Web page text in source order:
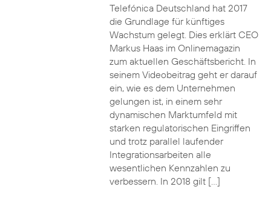
Telefónica Deutschland hat 2017
die Grundlage für künftiges
Wachstum gelegt. Dies erklärt CEO
Markus Haas im Onlinemagazin
zum aktuellen Geschäftsbericht. In
seinem Videobeitrag geht er darauf
ein, wie es dem Unternehmen
gelungen ist, in einem sehr
dynamischen Marktumfeld mit
starken regulatorischen Eingriffen
und trotz parallel laufender
Integrationsarbeiten alle
wesentlichen Kennzahlen zu
verbessern. In 2018 gilt […]